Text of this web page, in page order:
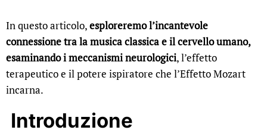
In questo articolo,esploreremo l’incantevole
connessione tra la musica classica e il cervello umano,
esaminando i meccanismi neurologici, l’effetto
terapeutico e il potere ispiratore che l’Effetto Mozart
incarna.
Introduzione